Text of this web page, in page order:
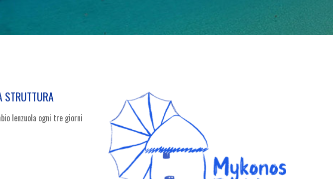
STRUTTURA
lenzuola ogni tre giorni